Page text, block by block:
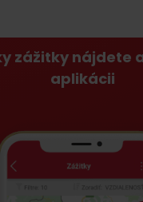
zážitky nájdete
aplikácii